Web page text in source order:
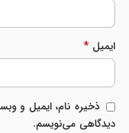
ایمیل *
ذخیره نام، ایمیل و
دیدگاهی می‌نویسم.